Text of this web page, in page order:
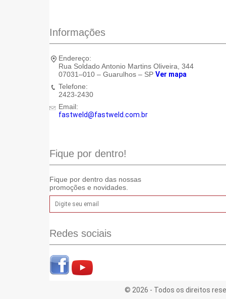
Informações
Endereço:
Rua Soldado Antonio Martins Oliveira, 344
07031–010 – Guarulhos – SP Ver mapa
Telefone:
2423-2430
Email:
fastweld@fastweld.com.br
Fique por dentro!
Fique por dentro das nossas
promoções e novidades.
Redes sociais
© 2026 - Todos os direitos